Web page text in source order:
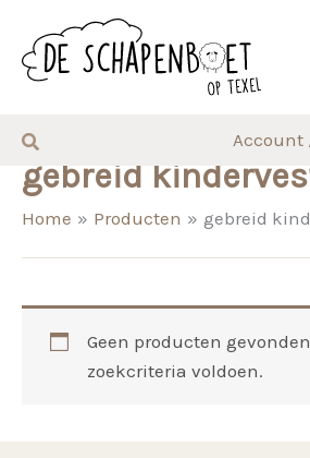
naar
Zoeken Account
gebreid
Home Producten gebreid
Geen producten
zoekcriteria voldoen.